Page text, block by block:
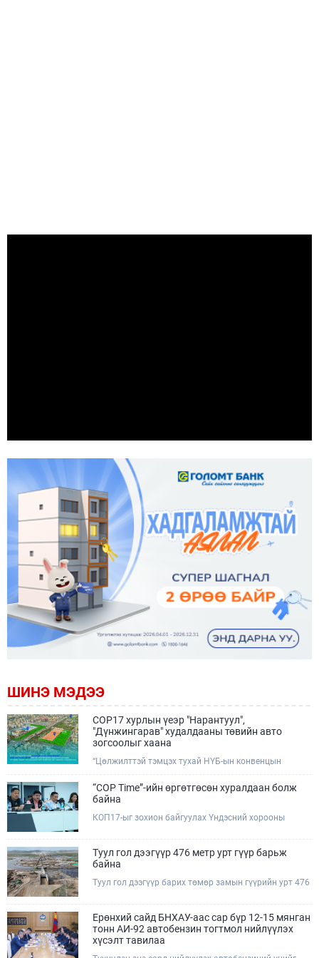
ШИНЭ МЭДЭЭ
COP17 хурлын үеэр "Нарантуул",
"Дүнжингарав" худалдааны төвийн авто
зогсоолыг хаана
“Цөлжилттэй тэмцэх тухай НҮБ-ын конвенцын
сарын 17-28-ны өдрүүдэд Улаанбаатар хотод зохион
байгуулагдана.Хурлын үеэр Нарантуул, Дүнжингарав
тухайн чиглэлд нийтийн тээврийн хүртээмжийг
“COP Time”-ийн өргөтгөсөн хуралдаан болж
байна
КОП17-ыг зохион байгуулах Үндэсний хорооны
дотоод хуралдааныг тогтмол зохион байгуулж ирсэн
билээ.Өнөөдөр “COP Time”-ийн сүүлийн хуралдааныг
бөгөөд үүнд Үндэсний хорооны дэргэдэх дэд
Туул гол дээгүүр 476 метр урт гүүр барьж
байна
Туул гол дээгүүр барих төмөр замын гүүрийн урт 476
хөдөлгөөнийг найдвартай, тасралтгүй нэвтрүүлэх
чухал байгууламж бөгөөд уг ажлыг "Очирням" ХХК,
"Тэргүүн саруул зам" ХХК, "Хотгорзам" ХХК зэрэг
Ерөнхий сайд БНХАУ-аас сар бүр 12-15 мянган
тонн АИ-92 автобензин тогтмол нийлүүлэх
хүсэлт тавилаа